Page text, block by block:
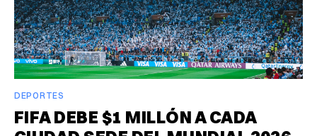
DEPORTES
FIFA DEBE $1 MILLÓN A CADA